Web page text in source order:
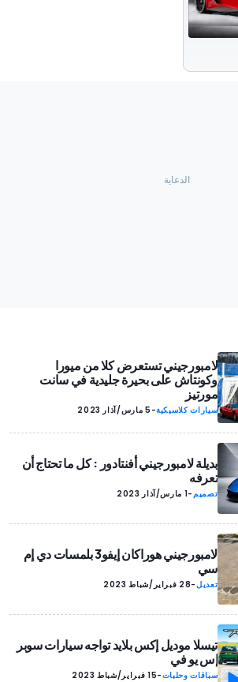
لامبورجيني تستعرض كلا من ميورا
وكونتاش على بحيرة جليدية في سانت
مورتيز
سيارات كلاسيكية- 5 مارس/آذار 2023
بديلة لامبورجيني أفنتادور : كل ما تحتاج أن
تعرفه
تصميم-1 مارس/آذار 2023
لامبورجيني هوراكان إيفو3 بلمسات دي إم
سي
تعديل-28 فبراير/شباط 2023
تيسلا موديل إكس بلايد تواجه سيارات سوبر
إس يو في
سباقات وحلبات-15 فبراير/شباط 2023